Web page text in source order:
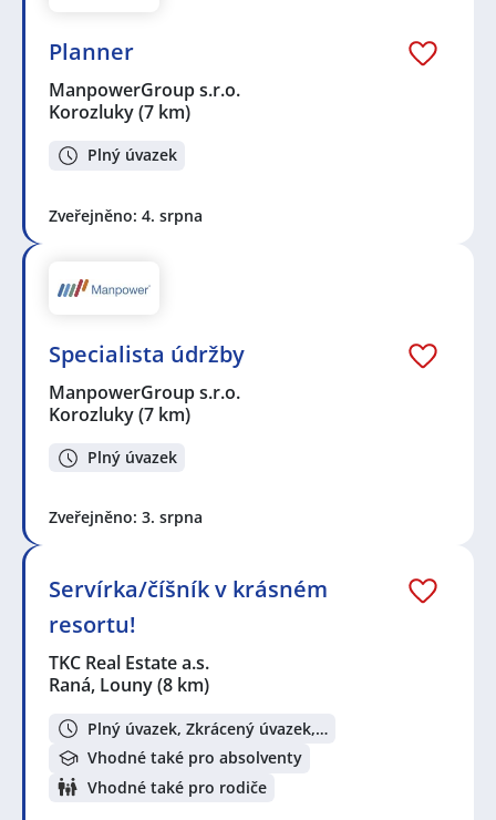
Planner
ManpowerGroup s.r.o.
Korozluky(7 km)
Plný úvazek
Zveřejněno: 4. srpna
Specialista údržby
ManpowerGroup s.r.o.
Korozluky(7 km)
Plný úvazek
Zveřejněno: 3. srpna
Servírka/číšník v krásném
resortu!
TKC Real Estate a.s.
Raná, Louny(8 km)
Plný úvazek, Zkrácený úvazek,…
Vhodné také pro absolventy
Vhodné také pro rodiče